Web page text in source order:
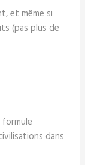
et même si
(pas plus de
dans